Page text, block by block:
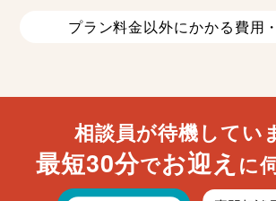
プラン料金以外にかかる費用
相談員が待機してい
最短30分でお迎え に